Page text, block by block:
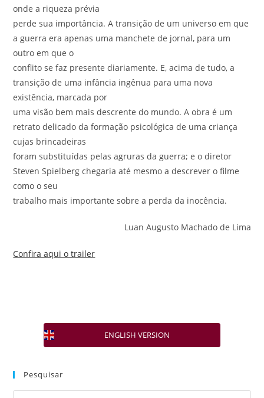
onde a riqueza prévia
perde sua importância. A transição de um universo em que
a guerra era apenas uma manchete de jornal, para um
outro em que o
conflito se faz presente diariamente. E, acima de tudo, a
transição de uma infância ingênua para uma nova
existência, marcada por
uma visão bem mais descrente do mundo. A obra é um
retrato delicado da formação psicológica de uma criança
cujas brincadeiras
foram substituídas pelas agruras da guerra; e o diretor
Steven Spielberg chegaria até mesmo a descrever o filme
como o seu
trabalho mais importante sobre a perda da inocência.
Luan Augusto Machado de Lima
Confira aqui o trailer
ENGLISH VERSION
Pesquisar